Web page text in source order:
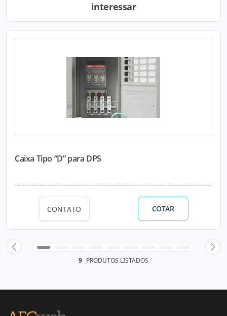
interessar
Caixa Tipo “D” para DPS
CONTATO COTAR
9 PRODUTOS LISTADOS